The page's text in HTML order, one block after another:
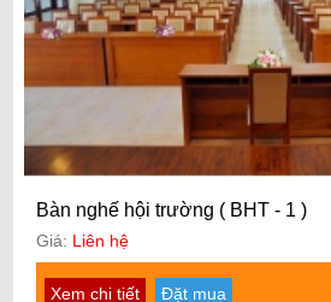
Bàn nghế hội trường ( BHT - 1 )
Giá: Liên hệ
Xem chi tiết Đặt mua